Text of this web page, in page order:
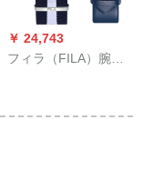
￥ 24,743
フィラ（FILA）腕時
フ学生クウォーカー